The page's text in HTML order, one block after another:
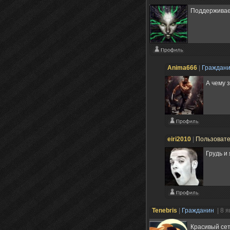
Anima666
А чему
eiri2010
Грудь
Tenebris Гражданин | 8
Красивый